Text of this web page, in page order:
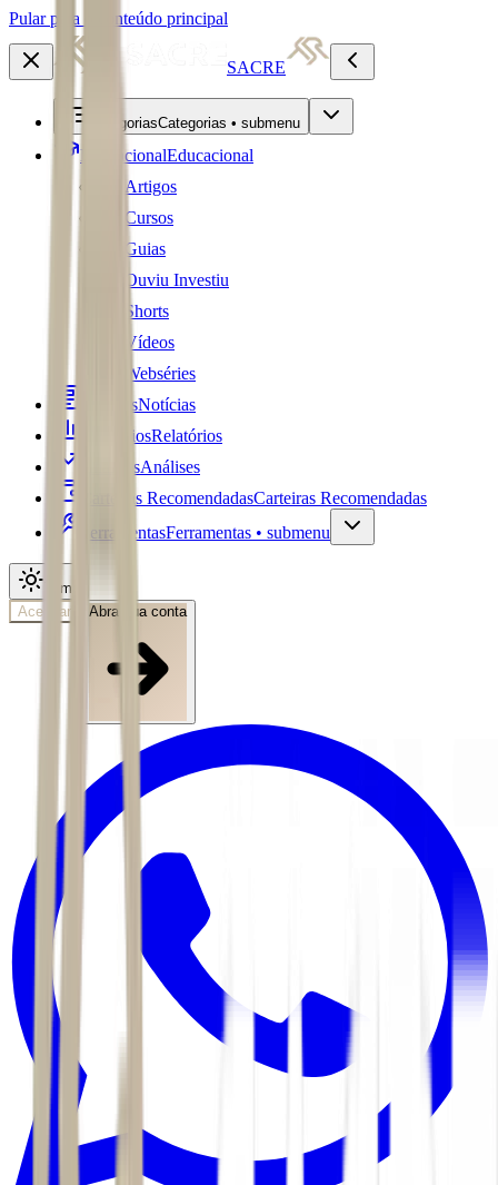
Pular para o conteúdo principal
SACRE
CategoriasCategorias • submenu
EducacionalEducacional
Artigos
Cursos
Guias
Ouviu Investiu
Shorts
Vídeos
Webséries
NotíciasNotícias
RelatóriosRelatórios
AnálisesAnálises
Carteiras RecomendadasCarteiras Recomendadas
FerramentasFerramentas • submenu
Tema
Acessar
Abra sua conta